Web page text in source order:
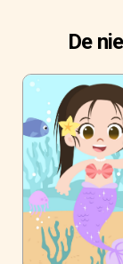
De